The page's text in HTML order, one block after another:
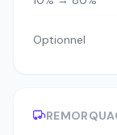
Optionnel